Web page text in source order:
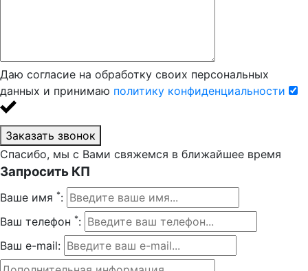
Даю согласие на обработку своих персональных
данных и принимаю политику конфиденциальности
Заказать звонок
Спасибо, мы с Вами свяжемся в ближайшее время
Запросить КП
Ваше имя *:
Ваш телефон *:
Ваш e-mail: